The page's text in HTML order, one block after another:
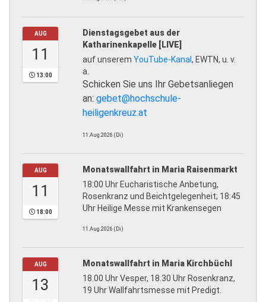
AUG
11
13:00
Dienstagsgebet aus der
Katharinenkapelle [LIVE]
auf unserem YouTube-Kanal, EWTN, u. v.
a.
Schicken Sie uns Ihr Gebetsanliegen
an: gebet@hochschule-
heiligenkreuz.at
11.Aug.2026 (Di)
AUG
11
18:00
Monatswallfahrt in Maria Raisenmarkt
18:00 Uhr Eucharistische Anbetung,
Rosenkranz und Beichtgelegenheit; 18:45
Uhr Heilige Messe mit Krankensegen
11.Aug.2026 (Di)
AUG
13
Monatswallfahrt in Maria Kirchbüchl
18.00 Uhr Vesper, 18.30 Uhr Rosenkranz,
19 Uhr Wallfahrtsmesse mit Predigt.